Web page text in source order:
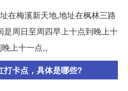
在梅溪新天地,地址在枫林三路
是周日至周四早上十点到晚上十
上十一点,。
打卡点，具体是哪些?